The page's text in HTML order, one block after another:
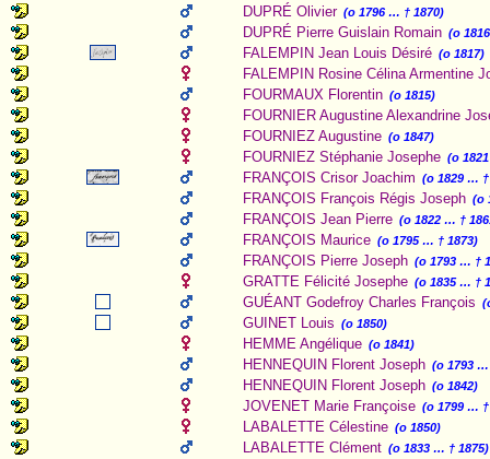
DUPRÉ Olivier (o 1796 … † 1870)
DUPRÉ Pierre Guislain Romain (o
FALEMPIN Jean Louis Désiré (o 1817)
FALEMPIN Rosine Célina Armentine
FOURMAUX Florentin (o 1815)
FOURNIER Augustine Alexandrine
FOURNIEZ Augustine (o 1847)
FOURNIEZ Stéphanie Josephe (o
FRANÇOIS Crisor Joachim (o 1829 … †
FRANÇOIS François Régis Joseph (o
FRANÇOIS Jean Pierre (o 1822 … †
FRANÇOIS Maurice (o 1795 … † 1873)
FRANÇOIS Pierre Joseph (o 1793 … †
GRATTE Félicité Josephe (o 1835 … †
GUÉANT Godefroy Charles François
GUINET Louis (o 1850)
HEMME Angélique (o 1841)
HENNEQUIN Florent Joseph (o 1793 …
HENNEQUIN Florent Joseph (o 1842)
JOVENET Marie Françoise (o 1799 … †
LABALETTE Célestine (o 1850)
LABALETTE Clément (o 1833 … † 1875)